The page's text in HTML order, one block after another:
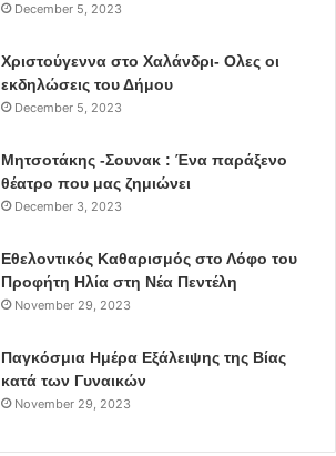
December 5, 2023
Χριστούγεννα στο Χαλάνδρι- Ολες οι
εκδηλώσεις του Δήμου
December 5, 2023
Μητσοτάκης -Σουνακ : Ένα παράξενο
θέατρο που μας ζημιώνει
December 3, 2023
Εθελοντικός Καθαρισμός στο Λόφο του
Προφήτη Ηλία στη Νέα Πεντέλη
November 29, 2023
Παγκόσμια Ημέρα Εξάλειψης της Βίας
κατά των Γυναικών
November 29, 2023